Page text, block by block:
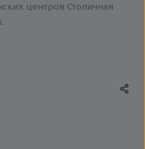
центров Столичная